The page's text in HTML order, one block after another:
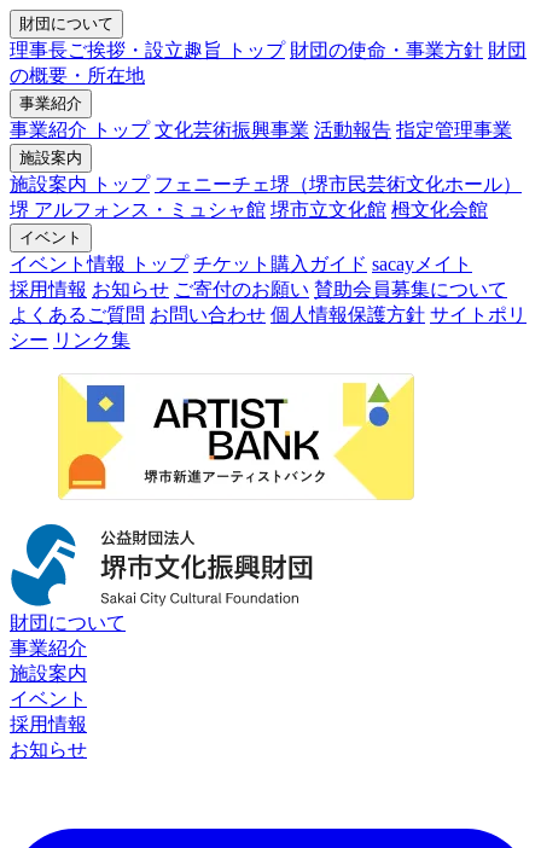
財団について
理事長ご挨拶・設立趣旨 トップ 財団の使命・事業方針 財団
の概要・所在地
事業紹介
事業紹介 トップ 文化芸術振興事業 活動報告 指定管理事業
施設案内
施設案内 トップ フェニーチェ堺（堺市民芸術文化ホール）
堺 アルフォンス・ミュシャ館 堺市立文化館 栂文化会館
イベント
イベント情報 トップ チケット購入ガイド sacayメイト
採用情報 お知らせ ご寄付のお願い 賛助会員募集について
よくあるご質問 お問い合わせ 個人情報保護方針 サイトポリ
シー リンク集
財団について
事業紹介
施設案内
イベント
採用情報
お知らせ